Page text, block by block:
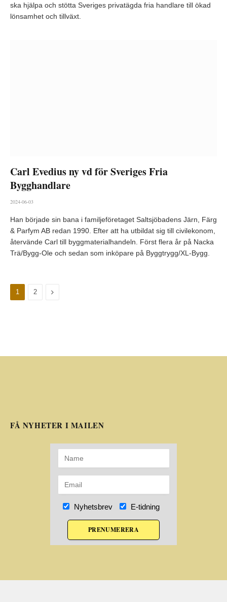
ska hjälpa och stötta Sveriges privatägda fria handlare till ökad
lönsamhet och tillväxt.
Carl Evedius ny vd för Sveriges Fria
Bygghandlare
2024-06-03
Han började sin bana i familjeföretaget Saltsjöbadens Järn, Färg
& Parfym AB redan 1990. Efter att ha utbildat sig till civilekonom,
återvände Carl till byggmaterialhandeln. Först flera år på Nacka
Trä/Bygg-Ole och sedan som inköpare på Byggtrygg/XL-Bygg.
1 2 Nästa
FÅ NYHETER I MAILEN
Nyhetsbrev E-tidning
PRENUMERERA